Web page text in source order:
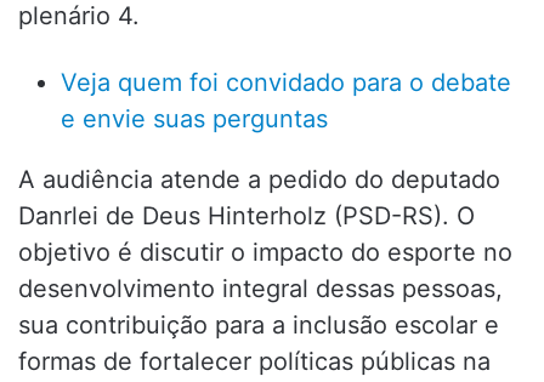
plenário 4.
Veja quem foi convidado para o debate
e envie suas perguntas
A audiência atende a pedido do deputado
Danrlei de Deus Hinterholz (PSD-RS). O
objetivo é discutir o impacto do esporte no
desenvolvimento integral dessas pessoas,
sua contribuição para a inclusão escolar e
formas de fortalecer políticas públicas na